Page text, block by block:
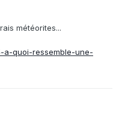
météorites...
a-quoi-ressemble-une-